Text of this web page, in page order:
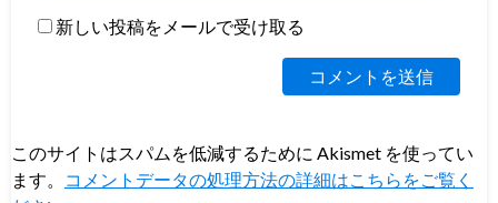
新しい投稿をメールで受け取る
このサイトはスパムを低減するために Akismet を使ってい
ます。
コメントデータの処理方法の詳細はこちらをご覧く